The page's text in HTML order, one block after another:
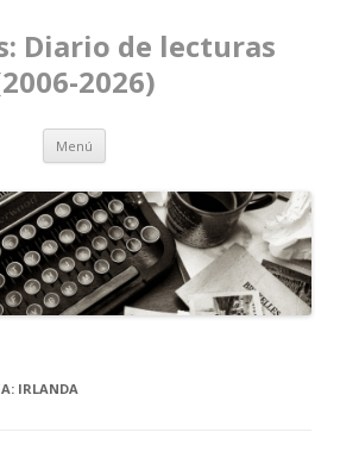
Diario de lecturas
2026)
Menú Ir al contenido
IRLANDA